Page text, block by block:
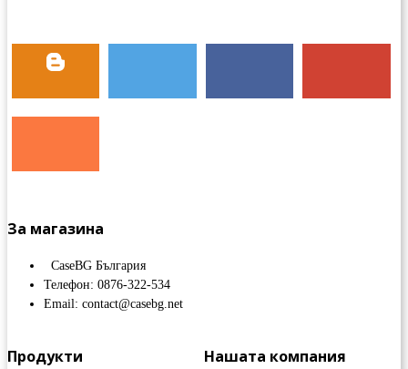
За магазина
CaseBG България
Телефон: 0876-322-534
Email: contact@casebg.net
Продукти Нашата компания